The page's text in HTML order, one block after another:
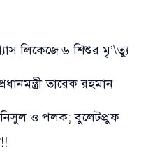
লিকেজে ৬ শিশুর মৃ’\ত্যু
তারেক রহমান
ও পলক; বুলেটপ্রুফ